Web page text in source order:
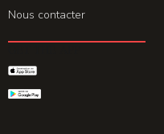
Nous contacter